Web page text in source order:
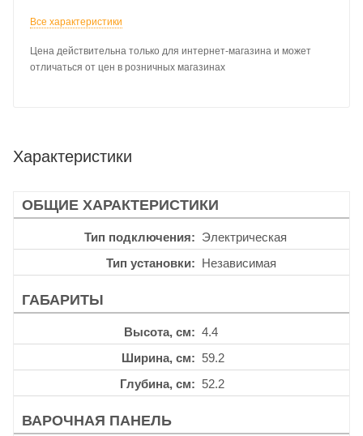
Все характеристики
Цена действительна только для интернет-магазина и может
отличаться от цен в розничных магазинах
Характеристики
ОБЩИЕ ХАРАКТЕРИСТИКИ
Тип подключения
Электрическая
Тип установки
Независимая
ГАБАРИТЫ
Высота, см
4.4
Ширина, см
59.2
Глубина, см
52.2
ВАРОЧНАЯ ПАНЕЛЬ